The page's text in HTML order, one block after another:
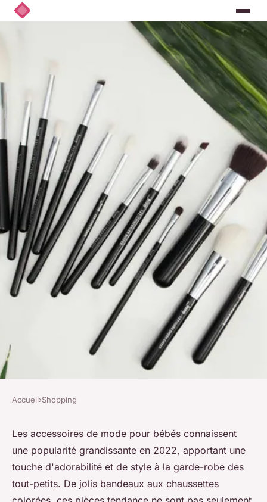
SHOPPING
Accessoires de mode pour
bébés : la tendance adorable
de 2022
Accueil›Shopping
Les accessoires de mode pour bébés connaissent
une popularité grandissante en 2022, apportant une
touche d'adorabilité et de style à la garde-robe des
tout-petits. De jolis bandeaux aux chaussettes